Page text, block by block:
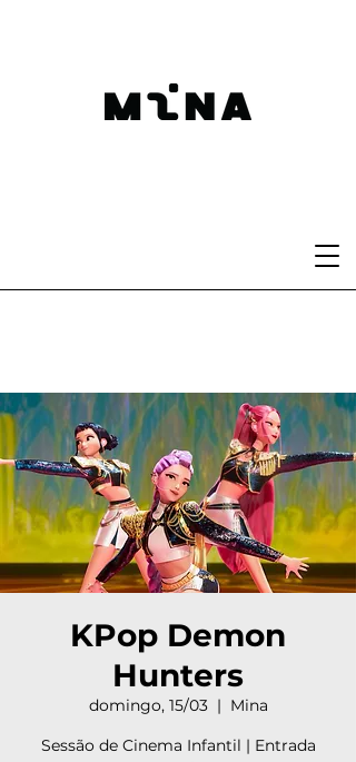
KPop Demon
Hunters
domingo, 15/03
  |
Mina
Sessão de Cinema Infantil | Entrada